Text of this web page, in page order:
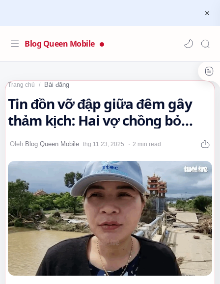
Blog Queen Mobile
Trang chủ Bài đăng
Tin đồn vỡ đập giữa đêm gây
thảm kịch: Hai vợ chồng bỏ
chạy rơi xuống cầu gãy, để lại
ba…
2 min read